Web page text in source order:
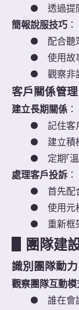
●
透過提
簡報說服技巧 ：
●
配合聽
●
使用故
●
觀察非
客戶關係管理
建立長期關係 ：
●
記住客
●
建立積
●
定期「
處理客戶投訴 ：
●
首先配
●
使用元
●
重新框
團隊建
識別團隊動力
觀察團隊互動模
●
誰在會